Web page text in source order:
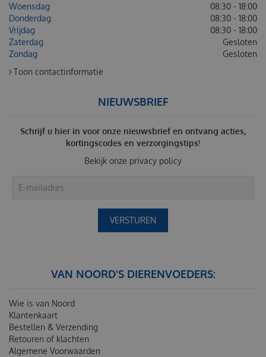
Woensdag
08:30 - 18:00
Donderdag
08:30 - 18:00
Vrijdag
08:30 - 18:00
Zaterdag
Gesloten
Zondag
Gesloten
Toon contactinformatie
NIEUWSBRIEF
Schrijf u hier in voor onze nieuwsbrief en ontvang acties,
kortingscodes en verzorgingstips!
Bekijk onze privacy policy
VAN NOORD'S DIERENVOEDERS:
Wie is van Noord
Klantenkaart
Bestellen & Verzending
Retouren of klachten
Algemene Voorwaarden